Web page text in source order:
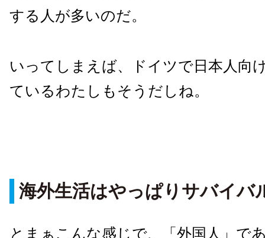
する人が多いのだ。
いってしまえば、ドイツで日本人向
ているわたしもそうだしね。
海外生活はやっぱりサバイバ
とまぁこんな感じで、「外国人」で